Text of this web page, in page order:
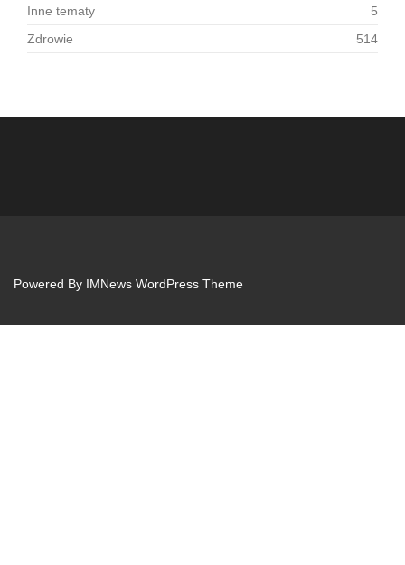
Inne tematy
5
Zdrowie
514
Powered By IMNews WordPress Theme